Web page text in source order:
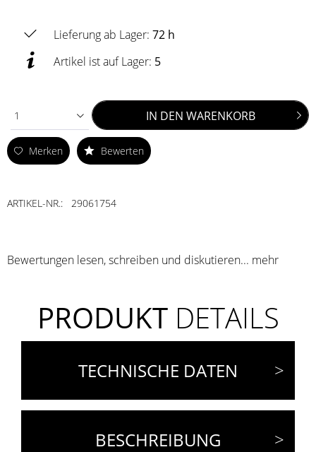
Lieferung ab Lager: 72 h
Artikel ist auf Lager: 5
1 IN DEN WARENKORB
Merken Bewerten
ARTIKEL-NR.: 29061754
Bewertungen lesen, schreiben und diskutieren... mehr
PRODUKTDETAILS
TECHNISCHE DATEN
BESCHREIBUNG